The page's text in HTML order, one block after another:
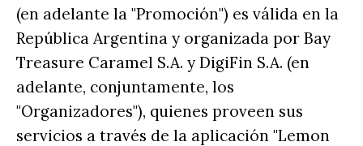
(en adelante la "Promoción") es válida en la
República Argentina y organizada por Bay
Treasure Caramel S.A. y DigiFin S.A. (en
adelante, conjuntamente, los
"Organizadores"), quienes proveen sus
servicios a través de la aplicación "Lemon